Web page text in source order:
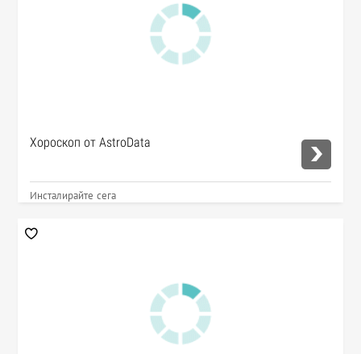
Хороскоп от AstroData
Инсталирайте сега